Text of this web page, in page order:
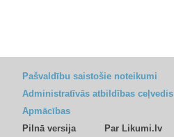
Pašvaldību saistošie noteikumi
Administratīvās atbildības ceļvedis
Apmācības
Pilnā versija
Par Likumi.lv